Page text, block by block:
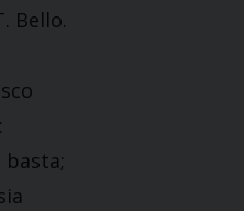
Bello.
basta;